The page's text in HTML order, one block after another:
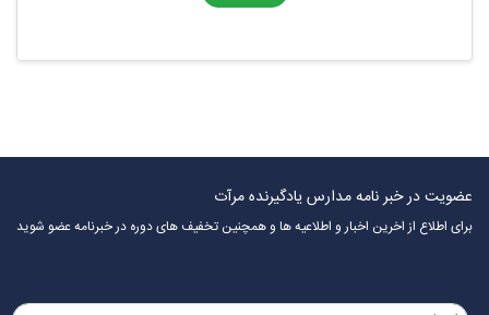
عضویت در خبر نامه مدارس یادگیرنده مرآت
برای اطلاع از اخرین اخبار و اطلاعیه ها و همچنین تخفیف های دوره در خبرنامه عضو شوید